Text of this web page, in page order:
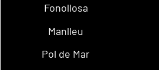
Fonollosa
Manlleu
Pol de Mar